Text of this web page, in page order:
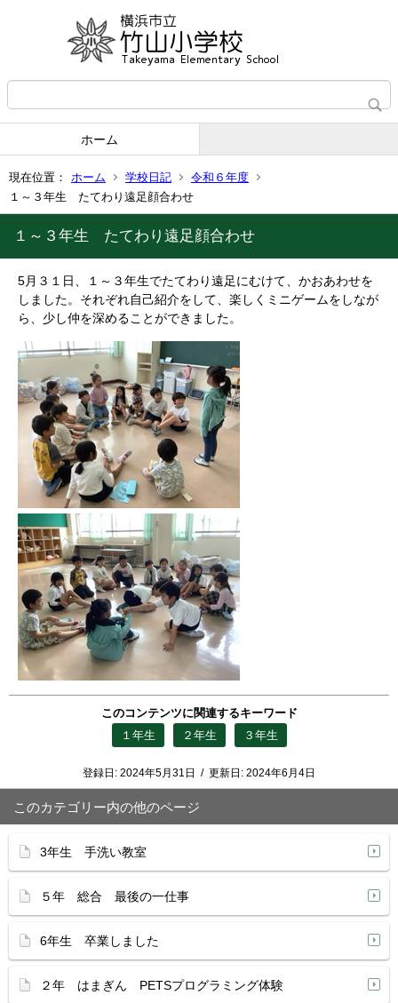
ホーム
現在位置： ホーム 学校日記
令和６年度
１～３年生 たてわり遠足顔合わせ
１～３年生 たてわり遠足顔合わせ
5月３１日、１～３年生でたてわり遠足にむけて、かおあわせを
しました。それぞれ自己紹介をして、楽しくミニゲームをしなが
ら、少し仲を深めることができました。
このコンテンツに関連するキーワード
１年生
２年生 ３年生
登録日: 2024年5月31日 / 更新日: 2024年6月4日
このカテゴリー内の他のページ
3年生 手洗い教室
５年 総合 最後の一仕事
6年生 卒業しました
２年 はまぎん PETSプログラミング体験